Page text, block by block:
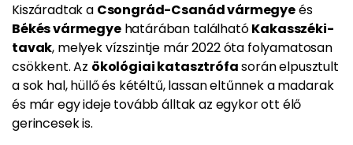
Kiszáradtak a Csongrád-Csanád vármegyeés
Békés vármegyehatárában találhatóKakasszéki-
tavak, melyek vízszintje már 2022 óta folyamatosan
csökkent. Az ökológiai katasztrófasorán elpusztult
a sok hal, hüllő és kétéltű, lassan eltűnnek a madarak
és már egy ideje tovább álltak az egykor ott élő
gerincesek is.